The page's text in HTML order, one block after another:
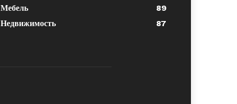
Мебель
89
Недвижимость
87